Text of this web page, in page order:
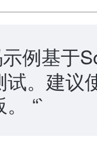
示例基于
试。建议
“`